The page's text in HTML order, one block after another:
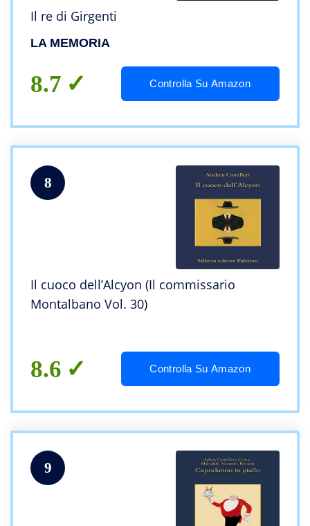
Il re di Girgenti
LA MEMORIA
8.7 Controlla Su Amazon
8
Il cuoco dell’Alcyon (Il commissario
Montalbano Vol. 30)
8.6 Controlla Su Amazon
9